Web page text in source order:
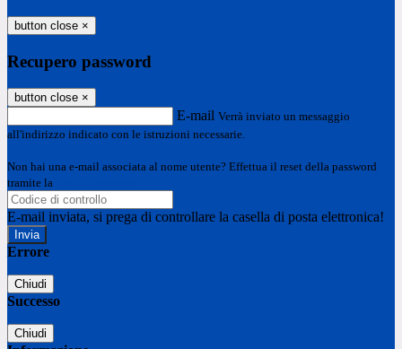
button close ×
Recupero password
button close ×
E-mail Verrà inviato un messaggio
all'indirizzo indicato con le istruzioni necessarie.
Non hai una e-mail associata al nome utente? Effettua il reset della password
tramite la
E-mail inviata, si prega di controllare la casella di posta elettronica!
Errore
Chiudi
Successo
Chiudi